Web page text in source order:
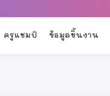
ครูแชมป์ ข้อมูลชิ้นงาน